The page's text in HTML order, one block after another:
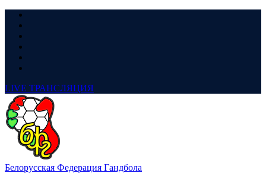
LIVE ТРАНСЛЯЦИЯ
Белорусская Федерация Гандбола